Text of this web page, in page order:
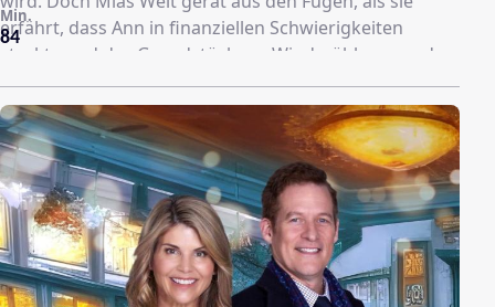
erfährt, dass Ann in finanziellen Schwierigkeiten
steckte und das Grundstück am Windmühlenweg, das
seit Generationen im Besitz ihrer Familie ist, verkaufen
musste. Erschwerend kommt hinzu, dass es sich bei
dem Käufer um Mias ehemaligen Freund, den
Bauunternehmer Brady Schaltz, handelt, der Mia und
Ann mitteilen muss, dass das historische holländische
Sägewerk der Familie Meijer, das seit 90 Jahren für
seine feinen Mühlenarbeiten und schönen Holzmöbel
bekannt ist, abgerissen werden soll, um ein luxuriöses
Resort zu bauen.
84
Min.